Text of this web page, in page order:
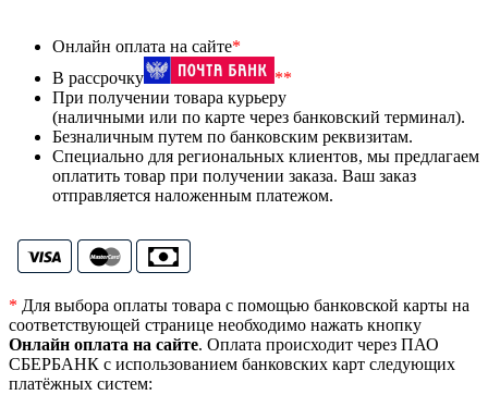
Онлайн оплата на сайте*
В рассрочку
**
При получении товара курьеру
(наличными или по карте через банковский терминал).
Безналичным путем по банковским реквизитам.
Специально для региональных клиентов, мы предлагаем
оплатить товар при получении заказа. Ваш заказ
отправляется наложенным платежом.
* Для выбора оплаты товара с помощью банковской карты на
соответствующей странице необходимо нажать кнопку
Онлайн оплата на сайте. Оплата происходит через ПАО
СБЕРБАНК с использованием банковских карт следующих
платёжных систем: